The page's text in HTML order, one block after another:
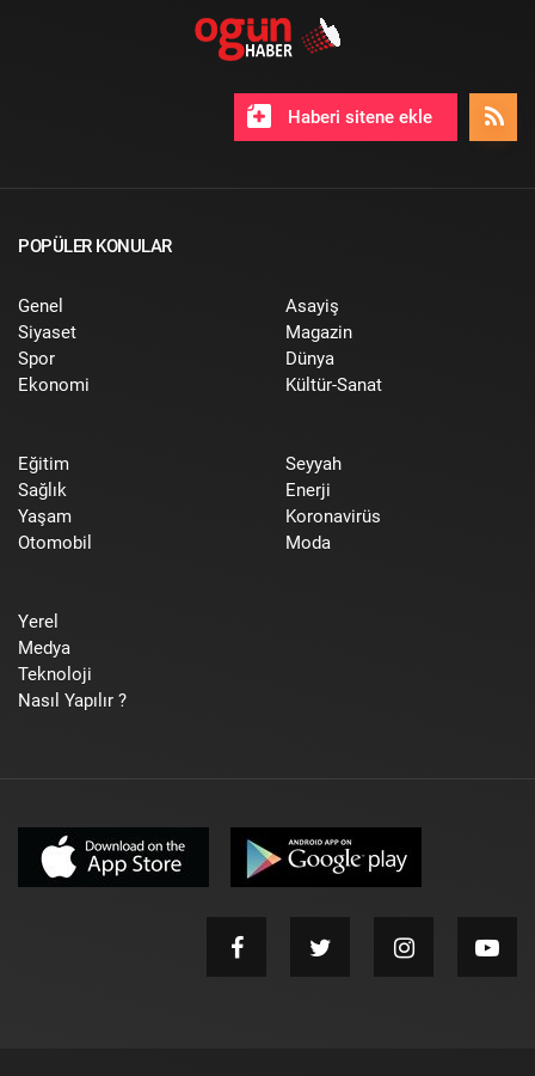
Haberi sitene ekle
POPÜLER KONULAR
Genel
Siyaset
Spor
Ekonomi
Asayiş
Magazin
Dünya
Kültür-Sanat
Eğitim
Sağlık
Yaşam
Otomobil
Seyyah
Enerji
Koronavirüs
Moda
Yerel
Medya
Teknoloji
Nasıl Yapılır ?